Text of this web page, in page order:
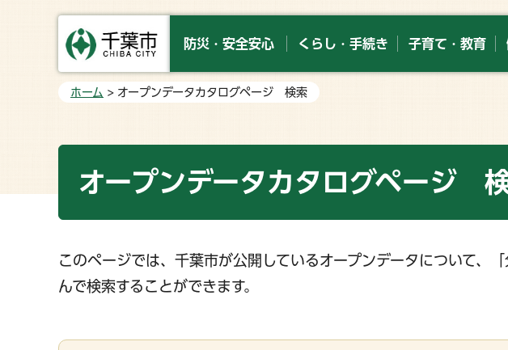
防災・安全安心 くらし・手続き 子育て・教育
ホーム > オープンデータカタログページ 検索
オープンデータカタログページ
このページでは、千葉市が公開しているオープンデータについて、
んで検索することができます。